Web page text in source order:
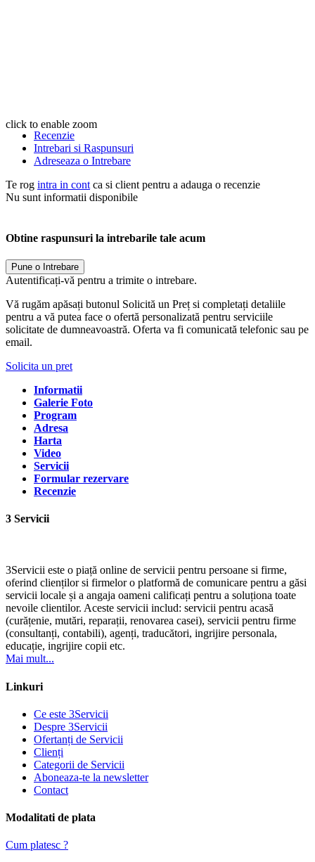
click to enable zoom
Recenzie
Intrebari si Raspunsuri
Adreseaza o Intrebare
Te rog intra in cont ca si client pentru a adauga o recenzie
Nu sunt informatii disponibile
Obtine raspunsuri la intrebarile tale acum
Pune o Intrebare
Autentificați-vă pentru a trimite o intrebare.
Vă rugăm apăsați butonul Solicită un Preț si completați detaliile
pentru a vă putea face o ofertă personalizată pentru serviciile
solicitate de dumneavoastră. Oferta va fi comunicată telefonic sau pe
email.
Solicita un pret
Informatii
Galerie Foto
Program
Adresa
Harta
Video
Servicii
Formular rezervare
Recenzie
3 Servicii
3Servicii este o piață online de servicii pentru persoane si firme,
oferind clienților si firmelor o platformă de comunicare pentru a găsi
servicii locale și a angaja oameni calificați pentru a soluționa toate
nevoile clientilor. Aceste servicii includ: servicii pentru acasă
(curățenie, mutări, reparații, renovarea casei), servicii pentru firme
(consultanți, contabili), agenți, traducători, ingrijire personala,
educație, ingrijire copii etc.
Mai mult...
Linkuri
Ce este 3Servicii
Despre 3Servicii
Ofertanți de Servicii
Clienți
Categorii de Servicii
Aboneaza-te la newsletter
Contact
Modalitati de plata
Cum platesc ?